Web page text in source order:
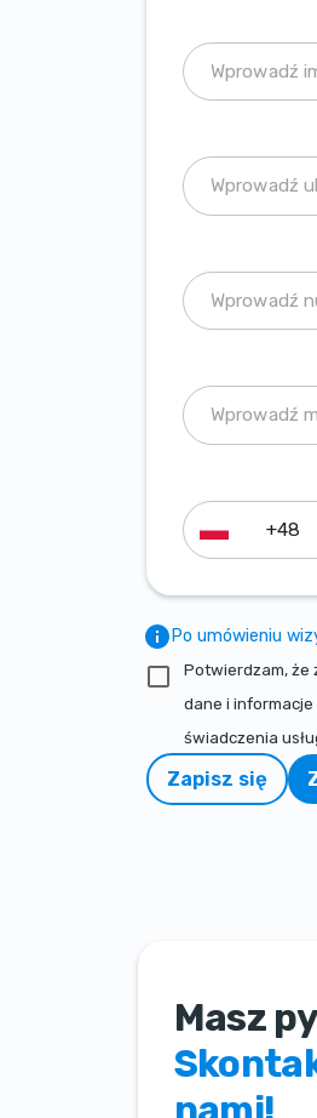
Po umówieniu
Potwierdzam, że
dane i informacje
świadczenia
Zapisz się
Masz